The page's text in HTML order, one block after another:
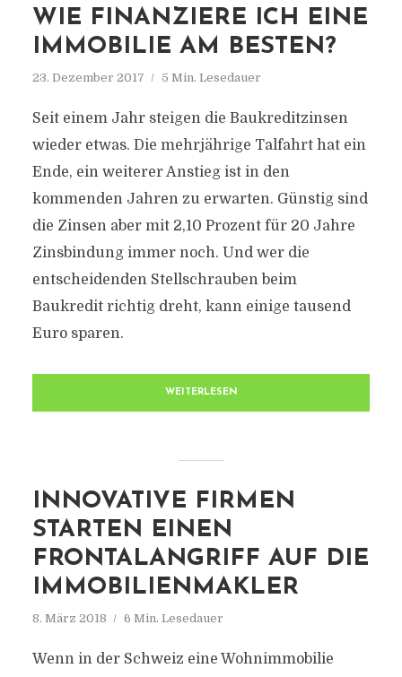
WIE FINANZIERE ICH EINE
IMMOBILIE AM BESTEN?
23. Dezember 2017 5 Min. Lesedauer
Seit einem Jahr steigen die Baukreditzinsen
wieder etwas. Die mehrjährige Talfahrt hat ein
Ende, ein weiterer Anstieg ist in den
kommenden Jahren zu erwarten. Günstig sind
die Zinsen aber mit 2,10 Prozent für 20 Jahre
Zinsbindung immer noch. Und wer die
entscheidenden Stellschrauben beim
Baukredit richtig dreht, kann einige tausend
Euro sparen.
WEITERLESEN
INNOVATIVE FIRMEN
STARTEN EINEN
FRONTALANGRIFF AUF DIE
IMMOBILIENMAKLER
8. März 2018 6 Min. Lesedauer
Wenn in der Schweiz eine Wohnimmobilie